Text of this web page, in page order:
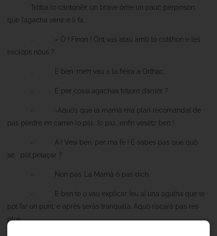
Tròba lo cantonièr, un brave òme un pauc perpinson,
que l’agacha venir e li fa :
- « Ò ! Finon ! Ónt vas atau amb lo cotilhon e les
esclòps nòus ?
- E ben, me’n vau a la fièira a Orlhac.
- E per cossí agachas totjorn darrièr ?
- -Aquò’s que la mamà m’a plan recomandat de
pas pèrdre en camin lo piu… lo piu… enfin vesètz ben !
- A ! Vesi ben, per ma fe ! E sabes pas que quò
se pòt petaçar ?
- Non pas. La Mamà ò pas dich.
- E ben te o vau explicar. Ieu ai una agulha que te
pòt far un punt, e après seràs tranquilla. Aquò riscarà pas res
plus.